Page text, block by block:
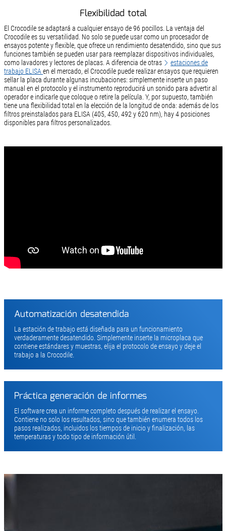
Flexibilidad total
El Crocodile se adaptará a cualquier ensayo de 96 pocillos. La ventaja del
Crocodile es su versatilidad. No solo se puede usar como un procesador de
ensayos potente y flexible, que ofrece un rendimiento desatendido, sino que sus
funciones también se pueden usar para reemplazar dispositivos individuales,
como lavadores y lectores de placas. A diferencia de otras
estaciones de
trabajo ELISA en el mercado, el Crocodile puede realizar ensayos que requieren
sellar la placa durante algunas incubaciones: simplemente inserte un paso
manual en el protocolo y el instrumento reproducirá un sonido para advertir al
operador e indicarle que coloque o retire la película. Y, por supuesto, también
tiene una flexibilidad total en la elección de la longitud de onda: además de los
filtros preinstalados para ELISA (405, 450, 492 y 620 nm), hay 4 posiciones
disponibles para filtros personalizados.
Automatización desatendida
La estación de trabajo está diseñada para un funcionamiento
verdaderamente desatendido. Simplemente inserte la microplaca que
contiene estándares y muestras, elija el protocolo de ensayo y deje el
trabajo a la Crocodile.
Práctica generación de informes
El software crea un informe completo después de realizar el ensayo.
Contiene no solo los resultados, sino que también enumera todos los
pasos realizados, incluidos los tiempos de inicio y finalización, las
temperaturas y todo tipo de información útil.